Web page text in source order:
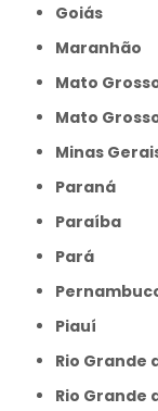
Goiás
Maranhão
Mato
Mato
Minas
Paraná
Paraíba
Pará
Piauí
Rio Grande
Rio Grande